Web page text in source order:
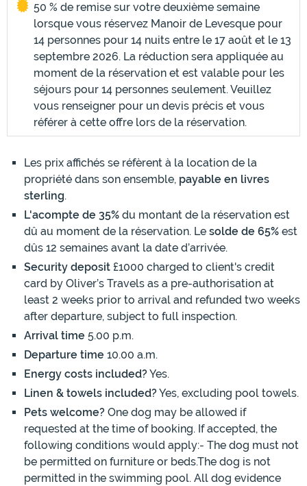
50 % de remise sur votre deuxième semaine
lorsque vous réservez Manoir de Levesque pour
14 personnes pour 14 nuits entre le 17 août et le 13
septembre 2026. La réduction sera appliquée au
moment de la réservation et est valable pour les
séjours pour 14 personnes seulement. Veuillez
vous renseigner pour un devis précis et vous
référer à cette offre lors de la réservation.
Les prix affichés se réfèrent à la location de la
propriété dans son ensemble, payable en livres
sterling.
L'acompte de 35% du montant de la réservation est
dû au moment de la réservation. Le solde de 65% est
dûs 12 semaines avant la date d’arrivée.
Security deposit £1000 charged to client's credit
card by Oliver’s Travels as a pre-authorisation at
least 2 weeks prior to arrival and refunded two weeks
after departure, subject to full inspection.
Arrival time 5.00 p.m.
Departure time 10.00 a.m.
Energy costs included?Yes.
Linen & towels included?Yes, excluding pool towels.
Pets welcome? One dog may be allowed if
requested at the time of booking. If accepted, the
following conditions would apply:- The dog must not
be permitted on furniture or beds.The dog is not
permitted in the swimming pool. All dog evidence